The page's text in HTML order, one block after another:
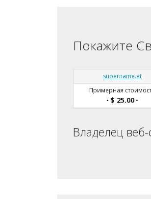
Покажите
supername.at
Примерная
• $ 25.00•
Владелец веб-